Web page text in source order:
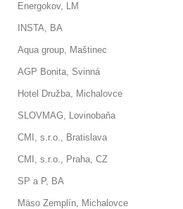
Energokov, LM
INSTA, BA
Aqua group, Maštinec
AGP Bonita, Svinná
Hotel Družba, Michalovce
SLOVMAG, Lovinobaňa
CMI, s.r.o., Bratislava
CMI, s.r.o., Praha, CZ
SP a P, BA
Mäso Zemplín, Michalovce